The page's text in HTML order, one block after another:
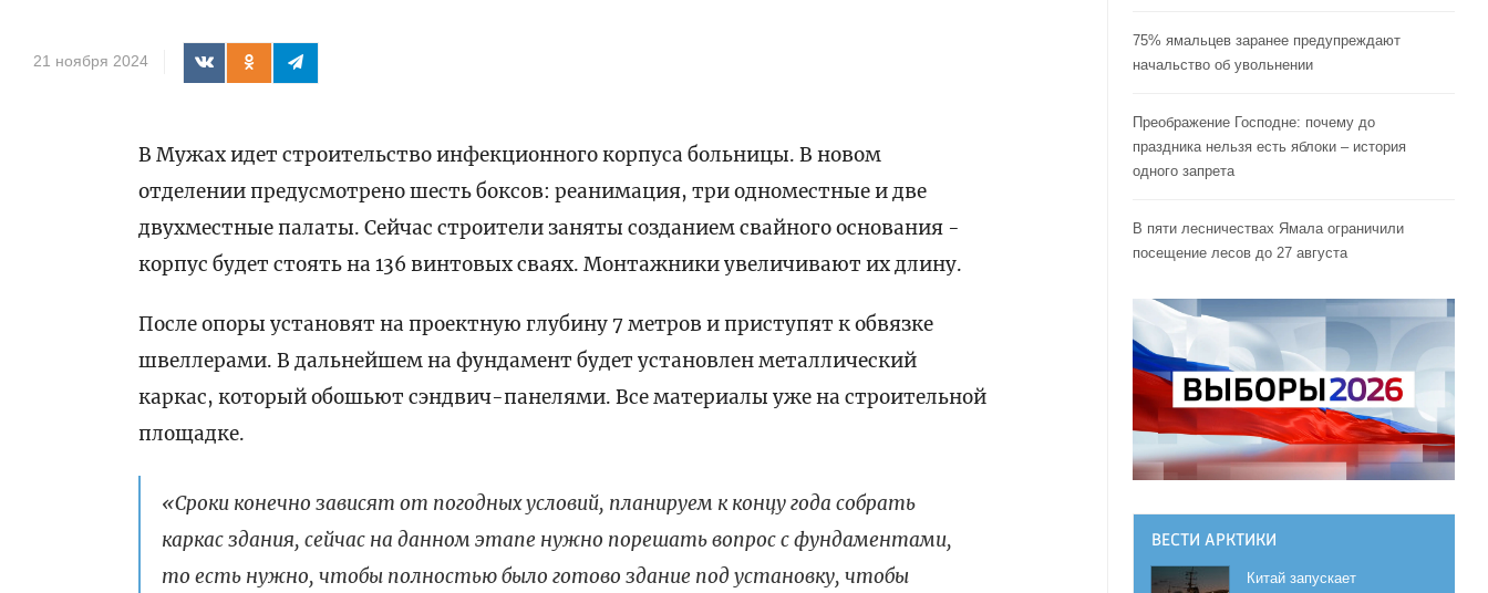
21 ноября 2024
В Мужах идет строительство инфекционного корпуса больницы. В новом
отделении предусмотрено шесть боксов: реанимация, три одноместные и две
двухместные палаты. Сейчас строители заняты созданием свайного основания -
корпус будет стоять на 136 винтовых сваях. Монтажники увеличивают их длину.
После опоры установят на проектную глубину 7 метров и приступят к обвязке
швеллерами. В дальнейшем на фундамент будет установлен металлический
каркас, который обошьют сэндвич-панелями. Все материалы уже на строительной
площадке.
«Сроки конечно зависят от погодных условий, планируем к концу года собрать
каркас здания, сейчас на данном этапе нужно порешать вопрос с фундаментами,
то есть нужно, чтобы полностью было готово здание под установку, чтобы
75% ямальцев заранее предупреждают
начальство об увольнении
Преображение Господне: почему до
праздника нельзя есть яблоки – история
одного запрета
В пяти лесничествах Ямала ограничили
посещение лесов до 27 августа
ВЕСТИ АРКТИКИ
Китай запускает